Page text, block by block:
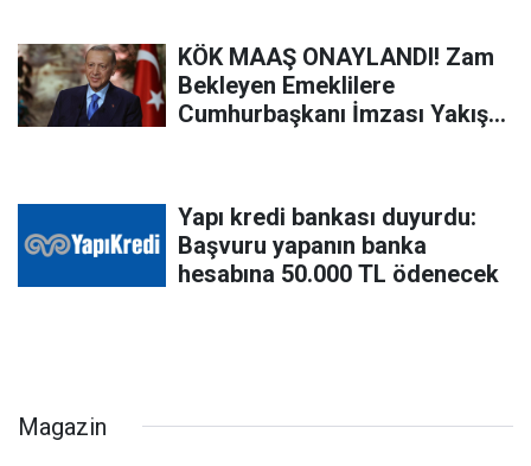
KÖK MAAŞ ONAYLANDI! Zam
Bekleyen Emeklilere
Cumhurbaşkanı İmzası Yakıştı!
Yapı kredi bankası duyurdu:
Başvuru yapanın banka
hesabına 50.000 TL ödenecek
Magazin